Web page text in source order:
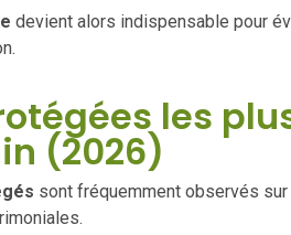
devient alors indispensable pour
les
(2026)
sont fréquemment observés